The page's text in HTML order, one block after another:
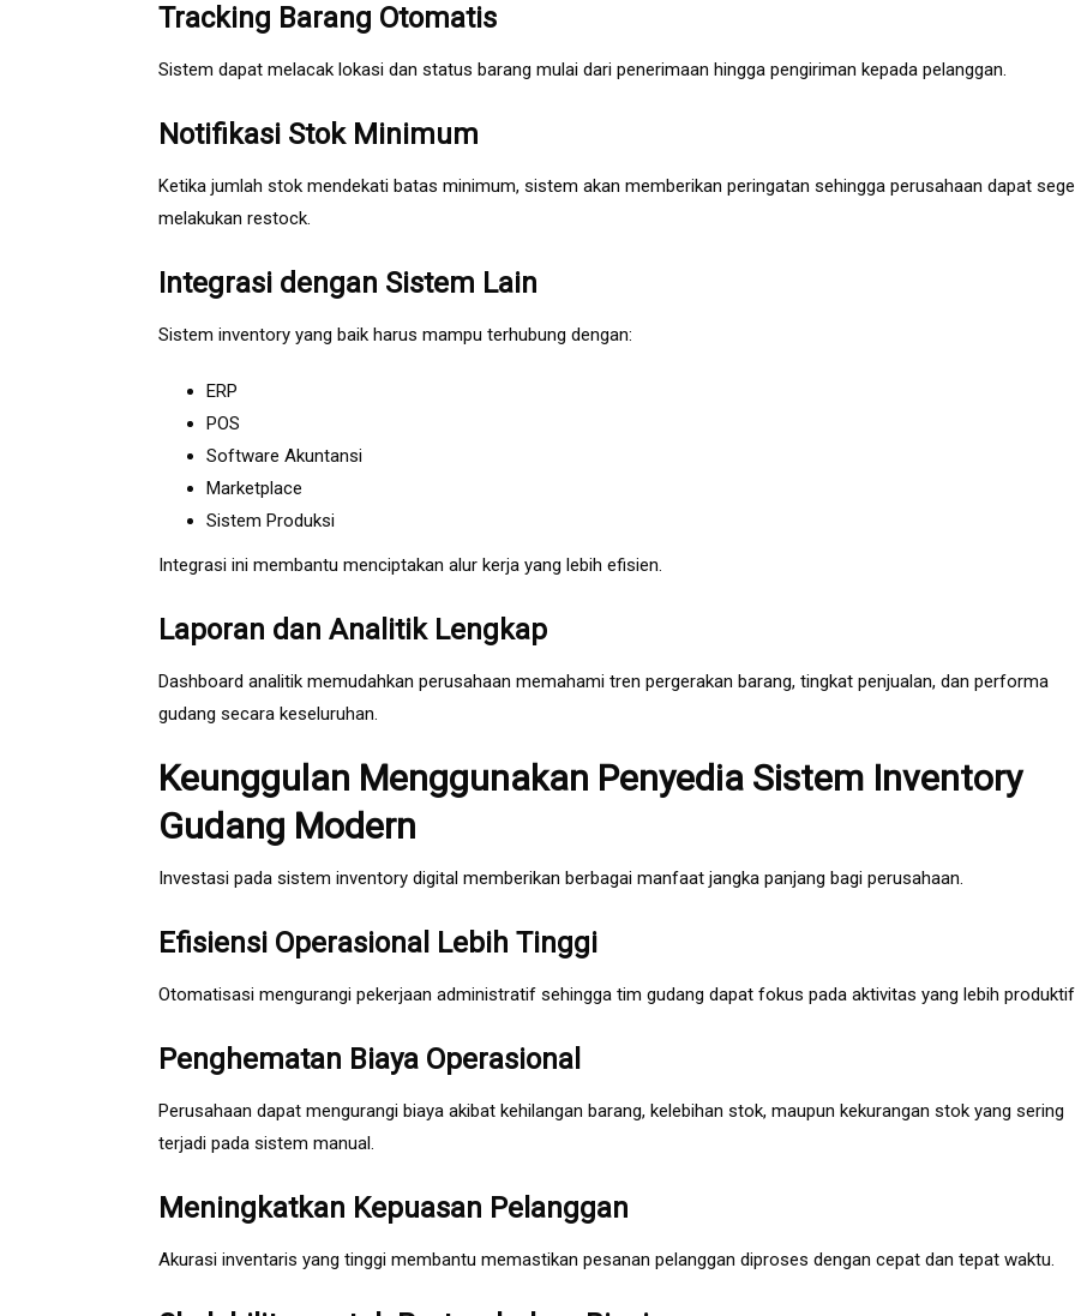
Tracking Barang Otomatis
Sistem dapat melacak lokasi dan status barang mulai dari penerimaan hingga pengiriman kepada pelanggan.
Notifikasi Stok Minimum
Ketika jumlah stok mendekati batas minimum, sistem akan memberikan peringatan sehingga perusahaan dapat
melakukan restock.
Integrasi dengan Sistem Lain
Sistem inventory yang baik harus mampu terhubung dengan:
ERP
POS
Software Akuntansi
Marketplace
Sistem Produksi
Integrasi ini membantu menciptakan alur kerja yang lebih efisien.
Laporan dan Analitik Lengkap
Dashboard analitik memudahkan perusahaan memahami tren pergerakan barang, tingkat penjualan, dan performa
gudang secara keseluruhan.
Keunggulan Menggunakan Penyedia Sistem Inventory
Gudang Modern
Investasi pada sistem inventory digital memberikan berbagai manfaat jangka panjang bagi perusahaan.
Efisiensi Operasional Lebih Tinggi
Otomatisasi mengurangi pekerjaan administratif sehingga tim gudang dapat fokus pada aktivitas yang lebih
Penghematan Biaya Operasional
Perusahaan dapat mengurangi biaya akibat kehilangan barang, kelebihan stok, maupun kekurangan stok yang sering
terjadi pada sistem manual.
Meningkatkan Kepuasan Pelanggan
Akurasi inventaris yang tinggi membantu memastikan pesanan pelanggan diproses dengan cepat dan tepat waktu.